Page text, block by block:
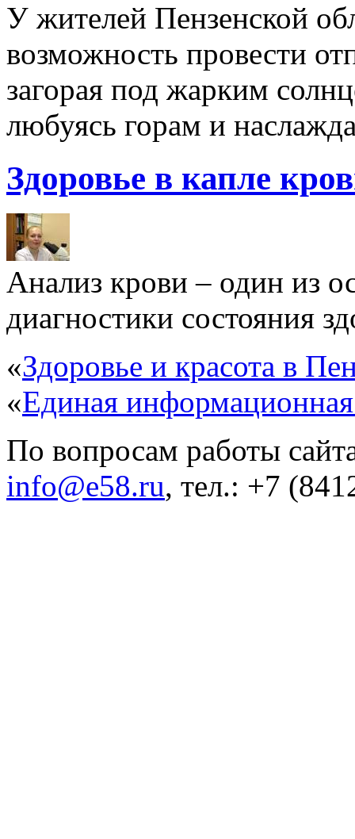
У жителей Пензенской
возможность провести
загорая под жарким
любуясь горам и
Здоровье в капле
Анализ крови – один из
диагностики состояния
«Здоровье и красота в
«Единая
По вопросам работы
info@e58.ru, тел.: +7